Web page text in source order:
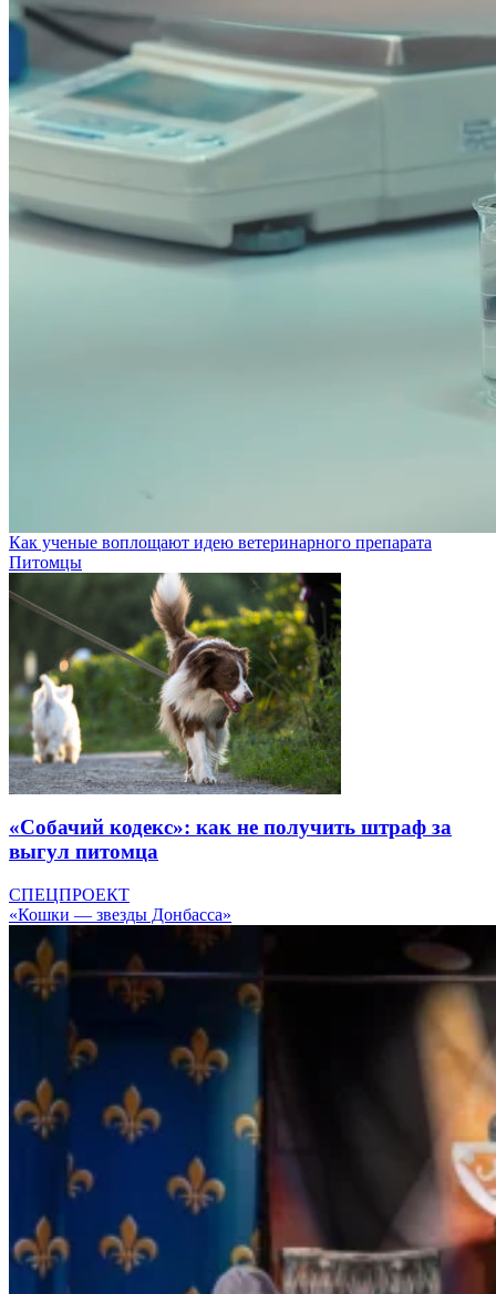
Как ученые воплощают идею ветеринарного препарата
Питомцы
«Собачий кодекс»: как не получить штраф за
выгул питомца
СПЕЦПРОЕКТ
«Кошки — звезды Донбасса»